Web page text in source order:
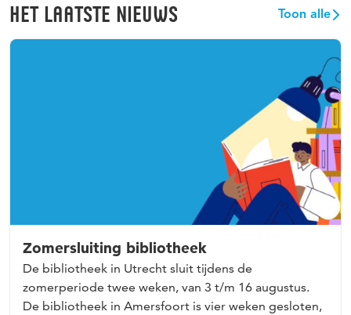
HET LAATSTE NIEUWS Toon alle
Zomersluiting bibliotheek
De bibliotheek in Utrecht sluit tijdens de
zomerperiode twee weken, van 3 t/m 16 augustus.
De bibliotheek in Amersfoort is vier weken gesloten,